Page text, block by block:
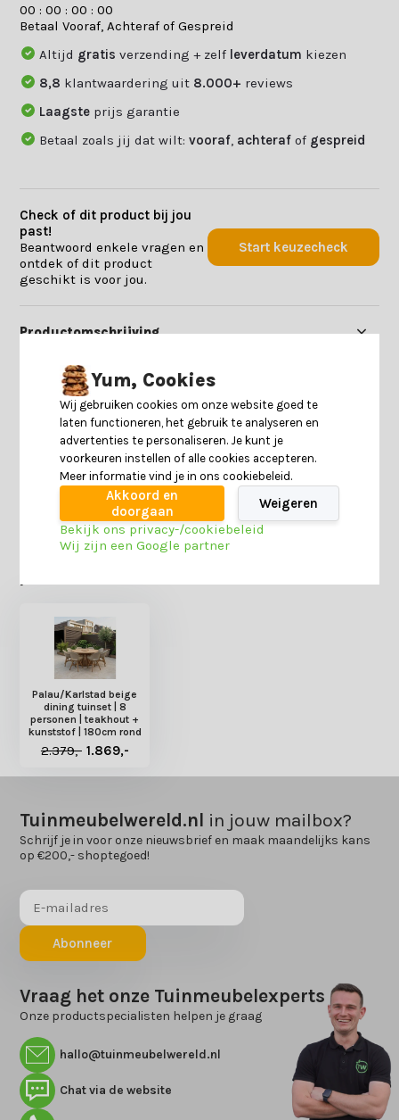
00 :00 :00 :00
Betaal Vooraf, Achteraf of Gespreid
Altijd gratisverzending + zelf leverdatum kiezen
8,8 klantwaardering uit 8.000+ reviews
Laagste prijs garantie
Betaal zoals jij dat wilt:vooraf achteraf of gespreid
Check of dit product bij jou
past!
Beantwoord enkele vragen en
ontdek of dit product
geschikt is voor jou.
Start keuzecheck
Productomschrijving
Specificaties
Reviews
Palau/Karlstad beige
dining tuinset | 8
personen | teakhout +
kunststof | 180cm rond
2.379,- 1.869,-
Tuinmeubelwereld.nl in jouw mailbox?
Schrijf je in voor onze nieuwsbrief en maak maandelijks kans
op €200,- shoptegoed!
Abonneer
Vraag het onze Tuinmeubelexperts
Onze productspecialisten helpen je graag
hallo@tuinmeubelwereld.nl
Chat via de website
Yum, Cookies
Wij gebruiken cookies om onze website goed te
laten functioneren, het gebruik te analyseren en
advertenties te personaliseren. Je kunt je
voorkeuren instellen of alle cookies accepteren.
Meer informatie vind je in ons cookiebeleid.
Akkoord en
doorgaan
Weigeren
Bekijk ons privacy-/cookiebeleid
Wij zijn een Google partner